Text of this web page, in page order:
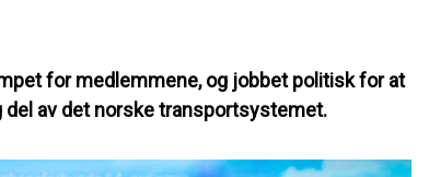
for medlemmene, og jobbet politisk for at
av det norske transportsystemet.